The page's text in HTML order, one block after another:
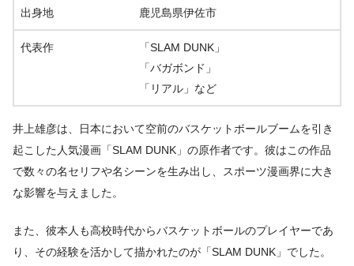
出身地 鹿児島県伊佐市
代表作
「SLAM DUNK」
「バガボンド」
「リアル」など
井上雄彦は、日本において空前のバスケットボールブームを引き
起こした人気漫画「SLAM DUNK」の原作者です。彼はこの作品
で数々の名セリフや名シーンを生み出し、スポーツ漫画界に大き
な影響を与えました。
また、彼本人も高校時代からバスケットボールのプレイヤーであ
り、その経験を活かして描かれたのが「SLAM DUNK」でした。